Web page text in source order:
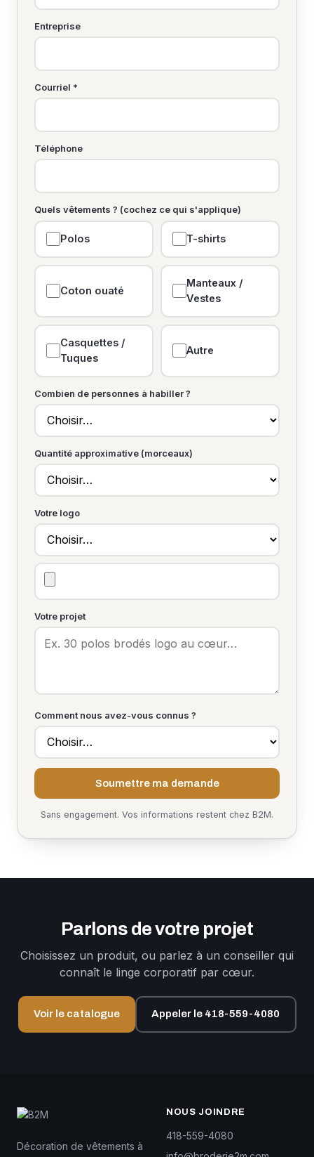
Entreprise
Courriel *
Téléphone
Quels vêtements ? (cochez ce qui s'applique)
Polos T-shirts
Coton ouaté
Manteaux /
Vestes
Casquettes /
Tuques
Autre
Combien de personnes à habiller ?
Quantité approximative (morceaux)
Votre logo
Votre projet
Comment nous avez-vous connus ?
Soumettre ma demande
Sans engagement. Vos informations restent chez B2M.
Parlons de votre projet
Choisissez un produit, ou parlez à un conseiller qui
connaît le linge corporatif par cœur.
Voir le catalogue Appeler le 418-559-4080
Décoration de vêtements à
NOUS JOINDRE
418-559-4080